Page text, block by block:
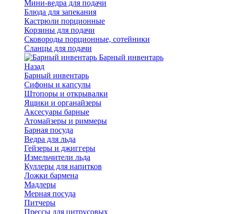
Мини-ведра для подачи
Блюда для запекания
Кастрюли порционные
Корзины для подачи
Сковороды порционные, сотейники
Сланцы для подачи
Барный инвентарь
Назад
Барный инвентарь
Сифоны и капсулы
Штопоры и открывалки
Ящики и органайзеры
Аксесуары барные
Атомайзеры и риммеры
Барная посуда
Ведра для льда
Гейзеры и джиггеры
Измельчители льда
Куллеры для напитков
Ложки бармена
Мадлеры
Мерная посуда
Питчеры
Прессы для цитрусовых